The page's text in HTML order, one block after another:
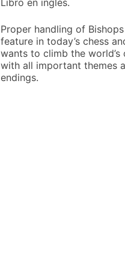
Proper handling of
feature in today’s chess
wants to climb the world’s
with all important themes
endings.